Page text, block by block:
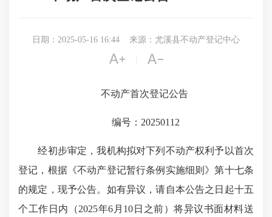
日期：2025-05-16 16:44 来源：尤溪县不动产登记中心
 
不动产首次登记公告
编号：20250112
经初步审定，我机构拟对下列不动产权利予以首次
登记，根据《不动产登记暂行条例实施细则》第十七条
的规定，现予公告。如有异议，请自本公告之日起十五
个工作日内（2025年6月10日之前）将异议书面材料送